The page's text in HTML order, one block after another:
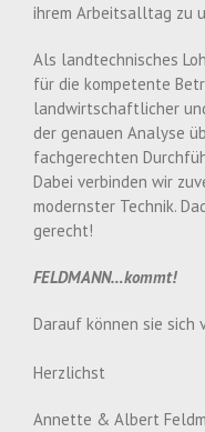
ihrem Arbeitsalltag zu
Als landtechnisches
für die kompetente
landwirtschaftlicher
der genauen Analyse
fachgerechten
Dabei verbinden wir
modernster Technik.
gerecht!
FELDMANN…kommt!
Darauf können sie sich
Herzlichst
Annette & Albert